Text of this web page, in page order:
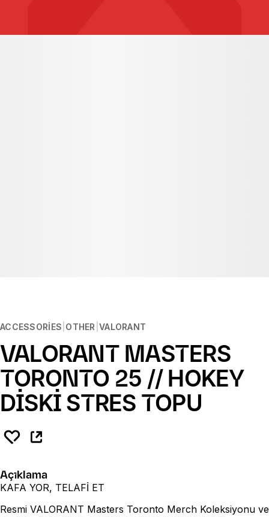
ACCESSORIES OTHER VALORANT
VALORANT MASTERS
TORONTO 25 // HOKEY
DİSKİ STRES TOPU
Açıklama
KAFA YOR, TELAFİ ET
Resmi VALORANT Masters Toronto Merch Koleksiyonu ve